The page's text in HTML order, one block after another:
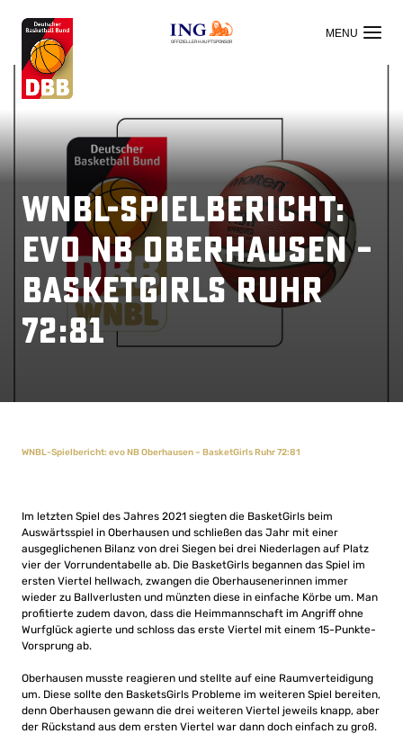
OFFIZIELLER HAUPTSPONSOR
WNBL-Spielbericht:
evo NB Oberhausen –
BasketGirls Ruhr
72:81
WNBL-Spielbericht: evo NB Oberhausen – BasketGirls Ruhr 72:81
Im letzten Spiel des Jahres 2021 siegten die BasketGirls beim
Auswärtsspiel in Oberhausen und schließen das Jahr mit einer
ausgeglichenen Bilanz von drei Siegen bei drei Niederlagen auf Platz
vier der Vorrundentabelle ab. Die BasketGirls begannen das Spiel im
ersten Viertel hellwach, zwangen die Oberhausenerinnen immer
wieder zu Ballverlusten und münzten diese in einfache Körbe um. Man
profitierte zudem davon, dass die Heimmannschaft im Angriff ohne
Wurfglück agierte und schloss das erste Viertel mit einem 15-Punkte-
Vorsprung ab.
Oberhausen musste reagieren und stellte auf eine Raumverteidigung
um. Diese sollte den BasketsGirls Probleme im weiteren Spiel bereiten,
denn Oberhausen gewann die drei weiteren Viertel jeweils knapp, aber
der Rückstand aus dem ersten Viertel war dann doch einfach zu groß.